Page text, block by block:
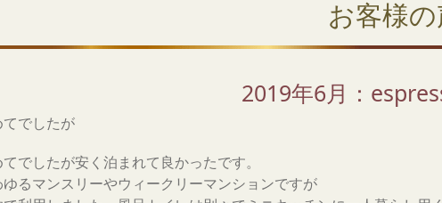
お客様の
2019年6月：
てでしたが
でしたが安く泊まれて良かったです。
ゆるマンスリーやウィークリーマンションですが